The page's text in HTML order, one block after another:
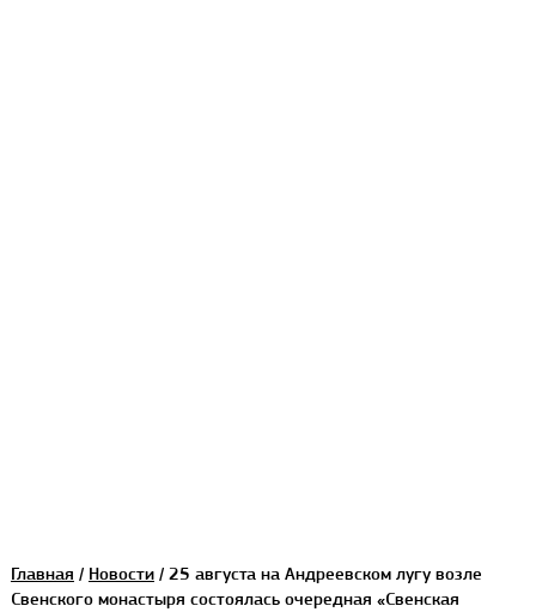
Главная / Новости/ 25 августа на Андреевском лугу возле
Свенского монастыря состоялась очередная «Свенская